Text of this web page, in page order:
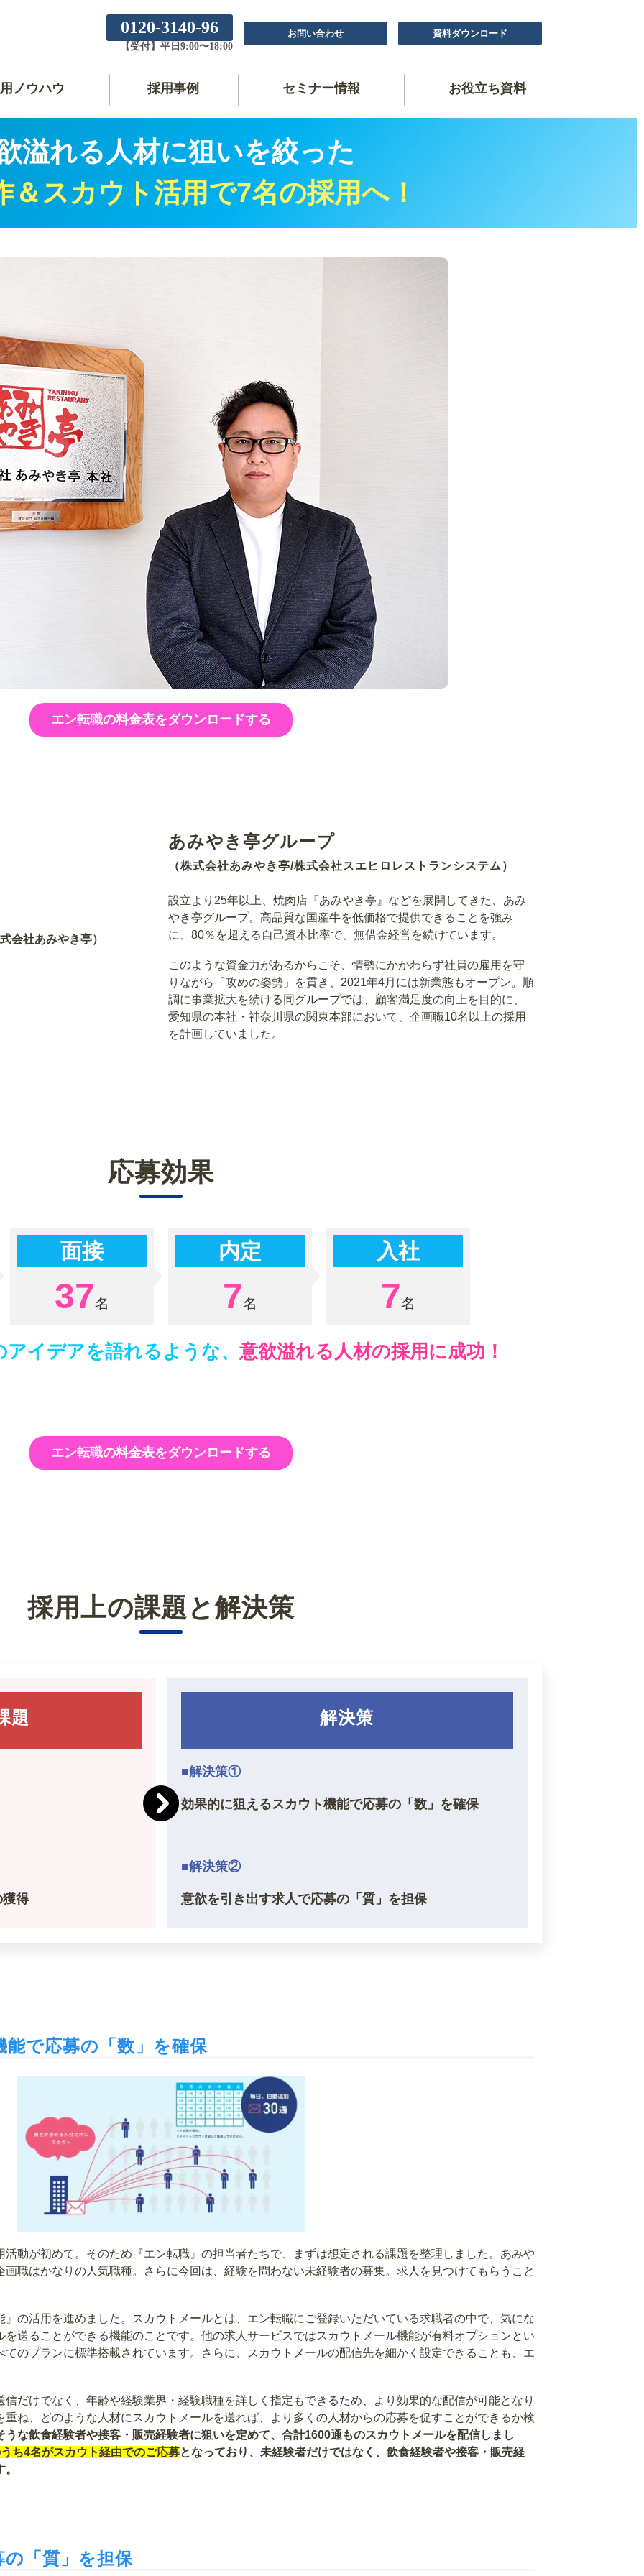
0120-3140-96
【受付】平日9:00〜18:00
お問い合わせ 資料ダウンロード
ノウハウ 採用事例 セミナー情報 お役立ち資料
溢れる人材に狙いを絞った
＆スカウト活用で7名の採用へ！
エン転職の料金表をダウンロードする
会社あみやき亭）
あみやき亭グループ
（株式会社あみやき亭/株式会社スエヒロレストランシステム）
設立より25年以上、焼肉店『あみやき亭』などを展開してきた、あみ
やき亭グループ。高品質な国産牛を低価格で提供できることを強み
に、80％を超える自己資本比率で、無借金経営を続けています。
このような資金力があるからこそ、情勢にかかわらず社員の雇用を守
りながら「攻めの姿勢」を貫き、2021年4月には新業態もオープン。順
調に事業拡大を続ける同グループでは、顧客満足度の向上を目的に、
愛知県の本社・神奈川県の関東本部において、企画職10名以上の採用
を計画していました。
応募効果
面接
37
内定
7
入社
7
イデアを語れるような、 意欲溢れる人材の採用に成功！
エン転職の料金表をダウンロードする
採用上の課題と解決策
題
獲得
解決策
■解決策①
効果的に狙えるスカウト機能で応募の「数」を確保
■解決策②
意欲を引き出す求人で応募の「質」を担保
で応募の「数」を確保
動が初めて。そのため『エン転職』の担当者たちで、まずは想定される課題を整理しました。あみや
職はかなりの人気職種。さらに今回は、経験を問わない未経験者の募集。求人を見つけてもらうこと
の活用を進めました。スカウトメールとは、エン転職にご登録いただいている求職者の中で、気にな
送ることができる機能のことです。他の求人サービスではスカウトメール機能が有料オプションとい
のプランに標準搭載されています。さらに、スカウトメールの配信先を細かく設定できることも、エ
だけでなく、年齢や経験業界・経験職種を詳しく指定もできるため、より効果的な配信が可能となり
ね、どのような人材にスカウトメールを送れば、より多くの人材からの応募を促すことができるか検
な飲食経験者や接客・販売経験者に狙いを定めて、合計1600通ものスカウトメールを配信しまし
ち4名がスカウト経由でのご応募となっており、未経験者だけではなく、飲食経験者や接客・販売経
「質」を担保